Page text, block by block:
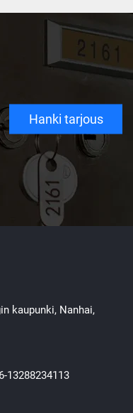
Hanki tarjous
kaupunki, Nanhai,
13288234113